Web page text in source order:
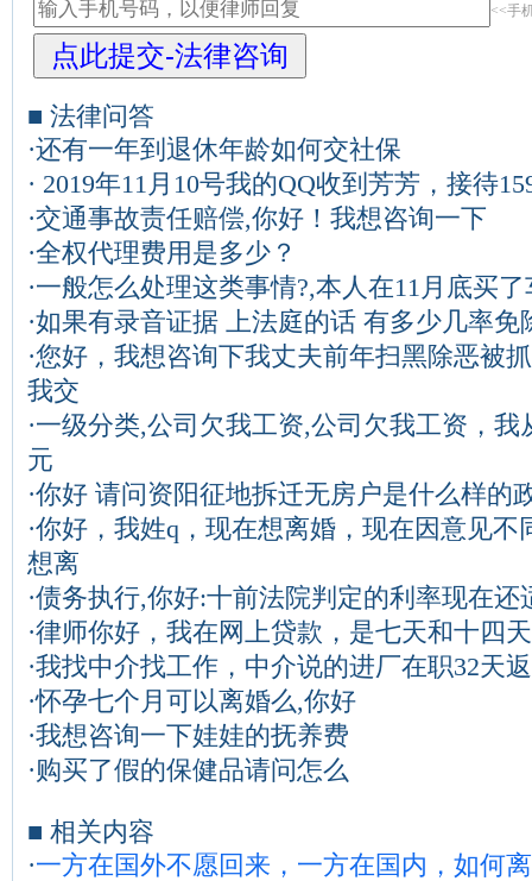
<<手
■ 法律问答
·还有一年到退休年龄如何交社保
· 2019年11月10号我的QQ收到芳芳，接待
·交通事故责任赔偿,你好！我想咨询一下
·全权代理费用是多少？
·一般怎么处理这类事情?,本人在11月底买了
·如果有录音证据 上法庭的话 有多少几率免
·您好，我想咨询下我丈夫前年扫黑除恶被
我交
·一级分类,公司欠我工资,公司欠我工资，我
元
·你好 请问资阳征地拆迁无房户是什么样的
·你好，我姓q，现在想离婚，现在因意见不
想离
·债务执行,你好:十前法院判定的利率现在还
·律师你好，我在网上贷款，是七天和十四
·我找中介找工作，中介说的进厂在职32天
·怀孕七个月可以离婚么,你好
·我想咨询一下娃娃的抚养费
·购买了假的保健品请问怎么
■ 相关内容
·一方在国外不愿回来，一方在国内，如何